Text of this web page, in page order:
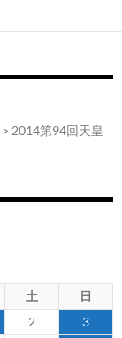
> 2014第94回天皇
土
日
2
3